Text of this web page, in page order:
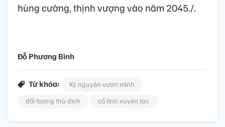
hùng cường, thịnh vượng vào năm 2045./.
Đỗ Phương Bình
Từ khóa:
Kỷ nguyên vươn mình
đối tượng thù địch
cố tình xuyên tạc